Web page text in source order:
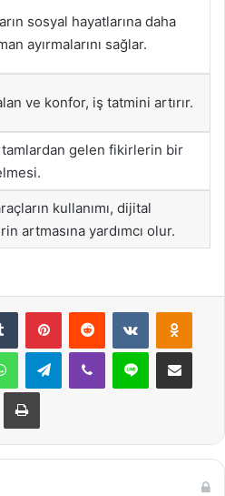
sosyal hayatlarına daha
ayırmalarını sağlar.
ve konfor, iş tatmini artırır.
gelen fikirlerin bir
kullanımı, dijital
artmasına yardımcı olur.
Tumblr PinterestReddit VKontakte
WhatsAppTelegramViber Line E-Posta ile
Yazdır